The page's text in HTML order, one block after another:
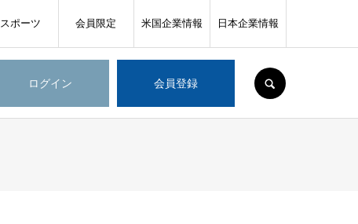
ログイン 会員登録
スポーツ 会員限定 米国企業情報 日本企業情報